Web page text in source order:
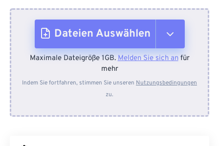
Dateien Auswählen
Vom Gerät
Von Dropbox
Maximale Dateigröße 1GB.Melden Sie sich anfür
mehr
Indem Sie fortfahren, stimmen Sie unseren Nutzungsbedingungen
zu.